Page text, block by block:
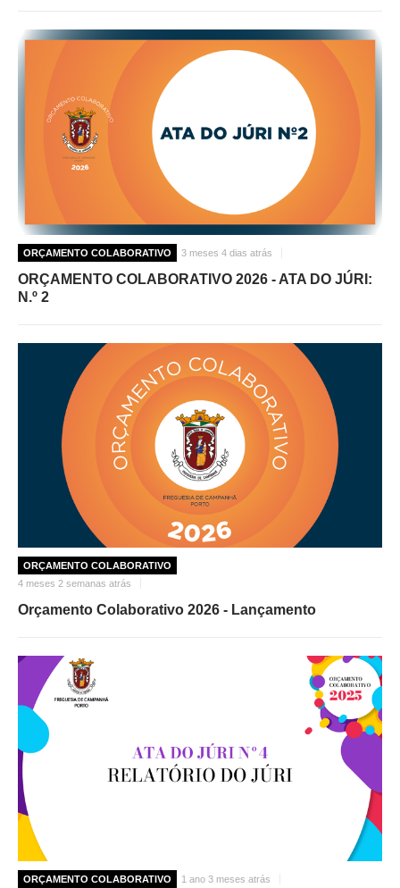
ORÇAMENTO COLABORATIVO 3 meses 4 dias atrás
ORÇAMENTO COLABORATIVO 2026 - ATA DO JÚRI:
N.º 2
ORÇAMENTO COLABORATIVO
4 meses 2 semanas atrás
Orçamento Colaborativo 2026 - Lançamento
ORÇAMENTO COLABORATIVO 1 ano 3 meses atrás